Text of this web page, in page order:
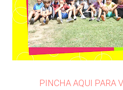
PINCHA AQUI PARA